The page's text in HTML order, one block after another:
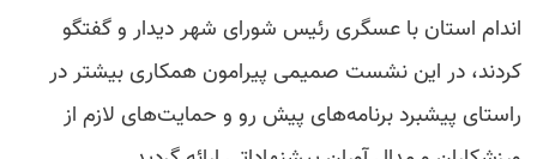
اندام استان با عسگری رئیس شورای شهر دیدار و گفتگو
کردند، در این نشست صمیمی پیرامون همکاری بیشتر در
راستای پیشبرد برنامه‌های پیش رو و حمایت‌های لازم از